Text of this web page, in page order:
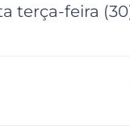
terça-feira